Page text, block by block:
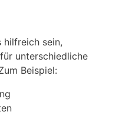
hilfreich sein,
unterschiedliche
Beispiel: